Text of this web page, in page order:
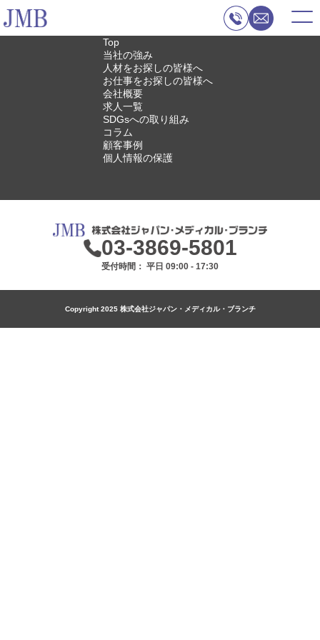
Top
当社の強み
人材をお探しの皆様へ
お仕事をお探しの皆様へ
会社概要
求人一覧
SDGsへの取り組み
コラム
顧客事例
個人情報の保護
03-3869-5801
受付時間： 平日 09:00 - 17:30
Copyright 2025 株式会社ジャパン・メディカル・ブランチ